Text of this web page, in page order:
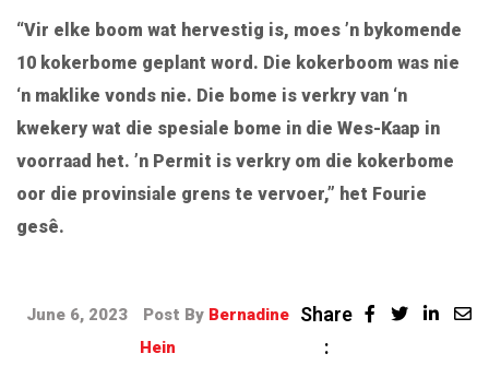
“Vir elke boom wat hervestig is, moes ’n bykomende
10 kokerbome geplant word. Die kokerboom was nie
‘n maklike vonds nie. Die bome is verkry van ‘n
kwekery wat die spesiale bome in die Wes-Kaap in
voorraad het. ’n Permit is verkry om die kokerbome
oor die provinsiale grens te vervoer,” het Fourie
gesê.
June 6, 2023 Post By Bernadine
Hein
Share
: